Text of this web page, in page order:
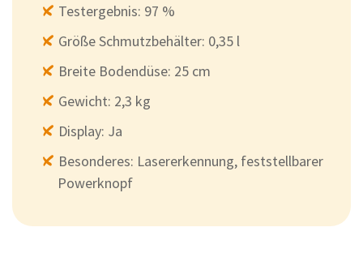
Testergebnis: 97 %
Größe Schmutzbehälter: 0,35 l
Breite Bodendüse: 25 cm
Gewicht: 2,3 kg
Display: Ja
Besonderes: Lasererkennung, feststellbarer
Powerknopf